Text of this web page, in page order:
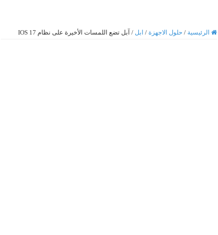
الرئيسية / حلول الاجهزة / ابل / آبل تضع اللمسات الأخيرة على نظام IOS 17